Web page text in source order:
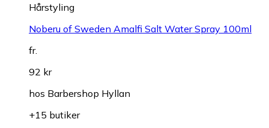
Hårstyling
Noberu of Sweden Amalfi Salt Water Spray 100ml
fr.
92 kr
hos Barbershop Hyllan
+15 butiker